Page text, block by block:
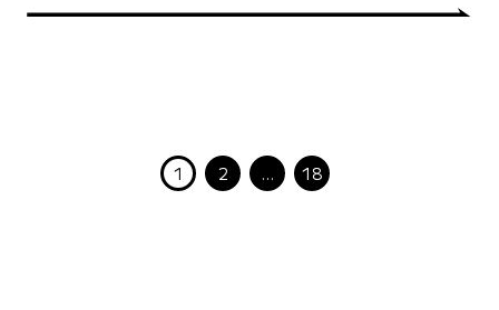
1 2 … 18